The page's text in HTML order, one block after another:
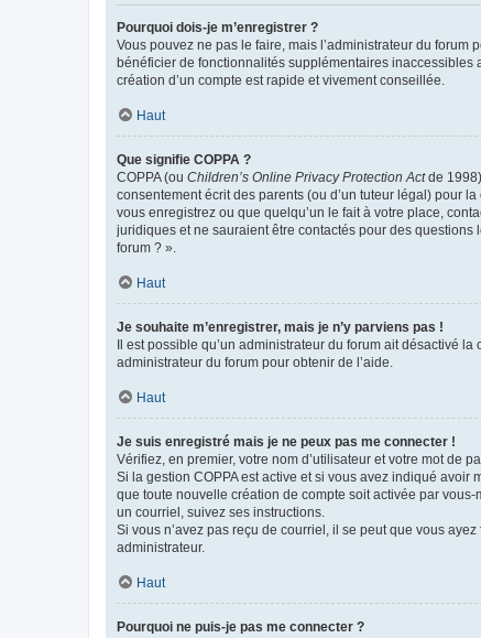
Pourquoi dois-je m’enregistrer ?
Vous pouvez ne pas le faire, mais l’administrateur du forum
bénéficier de fonctionnalités supplémentaires inaccessibles
création d’un compte est rapide et vivement conseillée.
Haut
Que signifie COPPA ?
COPPA (ou Children’s Online Privacy Protection Actde
consentement écrit des parents (ou d’un tuteur légal) pour
vous enregistrez ou que quelqu’un le fait à votre place,
juridiques et ne sauraient être contactés pour des
forum ? ».
Haut
Je souhaite m’enregistrer, mais je n’y parviens pas !
Il est possible qu’un administrateur du forum ait désactivé
administrateur du forum pour obtenir de l’aide.
Haut
Je suis enregistré mais je ne peux pas me connecter !
Vérifiez, en premier, votre nom d’utilisateur et votre mot de
Si la gestion COPPA est active et si vous avez indiqué
que toute nouvelle création de compte soit activée par
un courriel, suivez ses instructions.
Si vous n’avez pas reçu de courriel, il se peut que vous
administrateur.
Haut
Pourquoi ne puis-je pas me connecter ?